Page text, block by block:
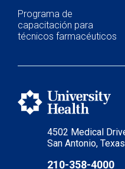
4502 Medical
San Antonio,
210-358-4000
Programa de
capacitación para
técnicos farmacéuticos